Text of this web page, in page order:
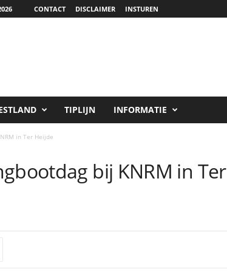
CONTACT DISCLAIMER INSTUREN
TIPLIJN INFORMATIE
in Ter Heijde
bij KNRM in Ter